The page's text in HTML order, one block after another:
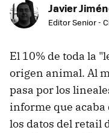
Javier
Editor Senior -
El 10% de toda la
origen animal. Al
pasa por los
informe que
los datos del retail